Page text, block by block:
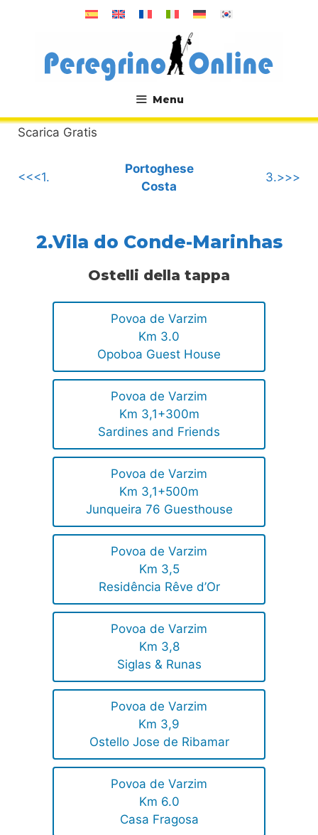
Menu
. Scarica Gratis
<<<1.
Portoghese
Costa
3.>>>
2.Vila do Conde-Marinhas
Ostelli della tappa
Povoa de Varzim
Km 3.0
Opoboa Guest House
Povoa de Varzim
Km 3,1+300m
Sardines and Friends
Povoa de Varzim
Km 3,1+500m
Junqueira 76 Guesthouse
Povoa de Varzim
Km 3,5
Residência Rêve d’Or
Povoa de Varzim
Km 3,8
Siglas & Runas
Povoa de Varzim
Km 3,9
Ostello Jose de Ribamar
Povoa de Varzim
Km 6.0
Casa Fragosa